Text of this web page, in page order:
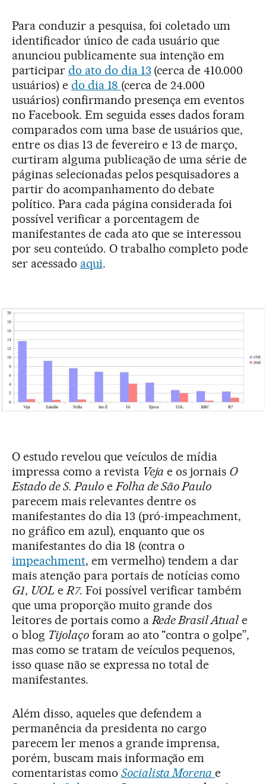
Para conduzir a pesquisa, foi coletado um
identificador único de cada usuário que
anunciou publicamente sua intenção em
participar do ato do dia 13(cerca de 410.000
usuários) e do dia 18 (cerca de 24.000
usuários) confirmando presença em eventos
no Facebook. Em seguida esses dados foram
comparados com uma base de usuários que,
entre os dias 13 de fevereiro e 13 de março,
curtiram alguma publicação de uma série de
páginas selecionadas pelos pesquisadores a
partir do acompanhamento do debate
político. Para cada página considerada foi
possível verificar a porcentagem de
manifestantes de cada ato que se interessou
por seu conteúdo. O trabalho completo pode
ser acessado aqui.
O estudo revelou que veículos de mídia
impressa como a revista Veja e os jornais O
Estado de S. PauloeFolha de São Paulo
parecem mais relevantes dentre os
manifestantes do dia 13 (pró-impeachment,
no gráfico em azul), enquanto que os
manifestantes do dia 18 (contra o
impeachment, em vermelho) tendem a dar
mais atenção para portais de notícias como
G1, UOLeR7. Foi possível verificar também
que uma proporção muito grande dos
leitores de portais como aRede Brasil Atual e
o blog Tijolaçoforam ao ato "contra o golpe”,
mas como se tratam de veículos pequenos,
isso quase não se expressa no total de
manifestantes.
Além disso, aqueles que defendem a
permanência da presidenta no cargo
parecem ler menos a grande imprensa,
porém, buscam mais informação em
comentaristas como Socialista Morena e